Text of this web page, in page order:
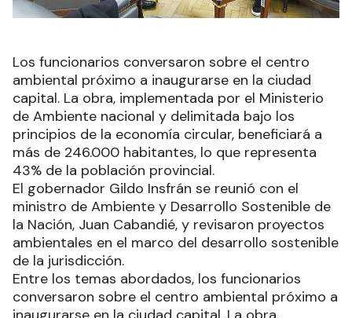
Los funcionarios conversaron sobre el centro
ambiental próximo a inaugurarse en la ciudad
capital. La obra, implementada por el Ministerio
de Ambiente nacional y delimitada bajo los
principios de la economía circular, beneficiará a
más de 246.000 habitantes, lo que representa
43% de la población provincial.
El gobernador Gildo Insfrán se reunió con el
ministro de Ambiente y Desarrollo Sostenible de
la Nación, Juan Cabandié, y revisaron proyectos
ambientales en el marco del desarrollo sostenible
de la jurisdicción.
Entre los temas abordados, los funcionarios
conversaron sobre el centro ambiental próximo a